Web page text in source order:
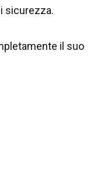
sicurezza.
il suo